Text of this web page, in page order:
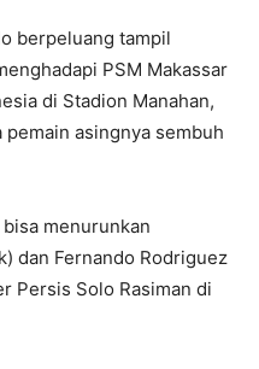
berpeluang tampil
PSM Makassar
di Stadion Manahan,
asingnya sembuh
menurunkan
dan Fernando Rodriguez
Persis Solo Rasiman di